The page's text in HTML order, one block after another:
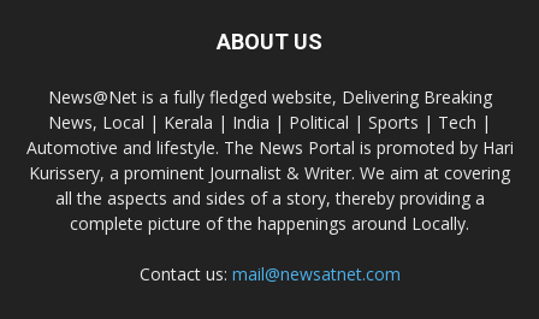
ABOUT US
News@Net is a fully fledged website, Delivering Breaking
News, Local | Kerala | India | Political | Sports | Tech |
Automotive and lifestyle. The News Portal is promoted by Hari
Kurissery, a prominent Journalist & Writer. We aim at covering
all the aspects and sides of a story, thereby providing a
complete picture of the happenings around Locally.
Contact us: mail@newsatnet.com